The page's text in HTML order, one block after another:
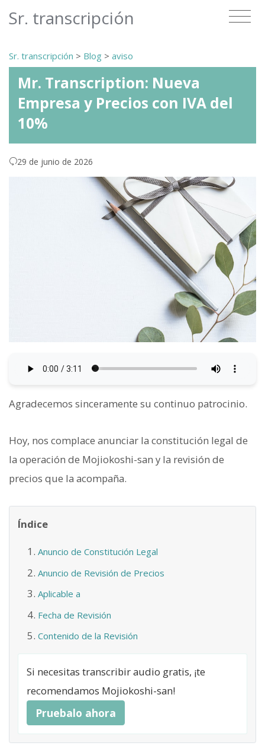
Sr. transcripción
Sr. transcripción > Blog > aviso
Mr. Transcription: Nueva
Empresa y Precios con IVA del
10%
29 de junio de 2026
Agradecemos sinceramente su continuo patrocinio.
Hoy, nos complace anunciar la constitución legal de
la operación de Mojiokoshi-san y la revisión de
precios que la acompaña.
Índice
Anuncio de Constitución Legal
Anuncio de Revisión de Precios
Aplicable a
Fecha de Revisión
Contenido de la Revisión
Si necesitas transcribir audio gratis, ¡te
recomendamos Mojiokoshi-san!
Pruebalo ahora